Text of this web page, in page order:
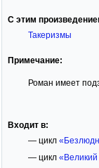
С этим
Такеризмы
Примечание:
Роман имеет
Входит в:
— цикл
— цикл